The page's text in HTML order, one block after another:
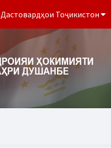
Дастовардҳои Тоҷикистон